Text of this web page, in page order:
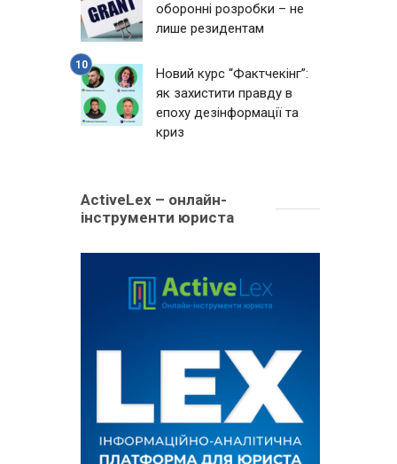
оборонні розробки – не
лише резидентам
Новий курс “Фактчекінг”:
як захистити правду в
епоху дезінформації та
криз
ActiveLex – онлайн-
інструменти юриста